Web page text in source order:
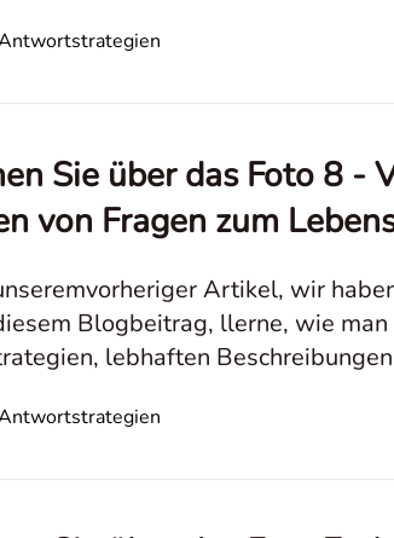
Sie über das Foto 8 -
von Fragen zum
Artikel, wir
Blogbeitrag, llerne, wie
lebhaften